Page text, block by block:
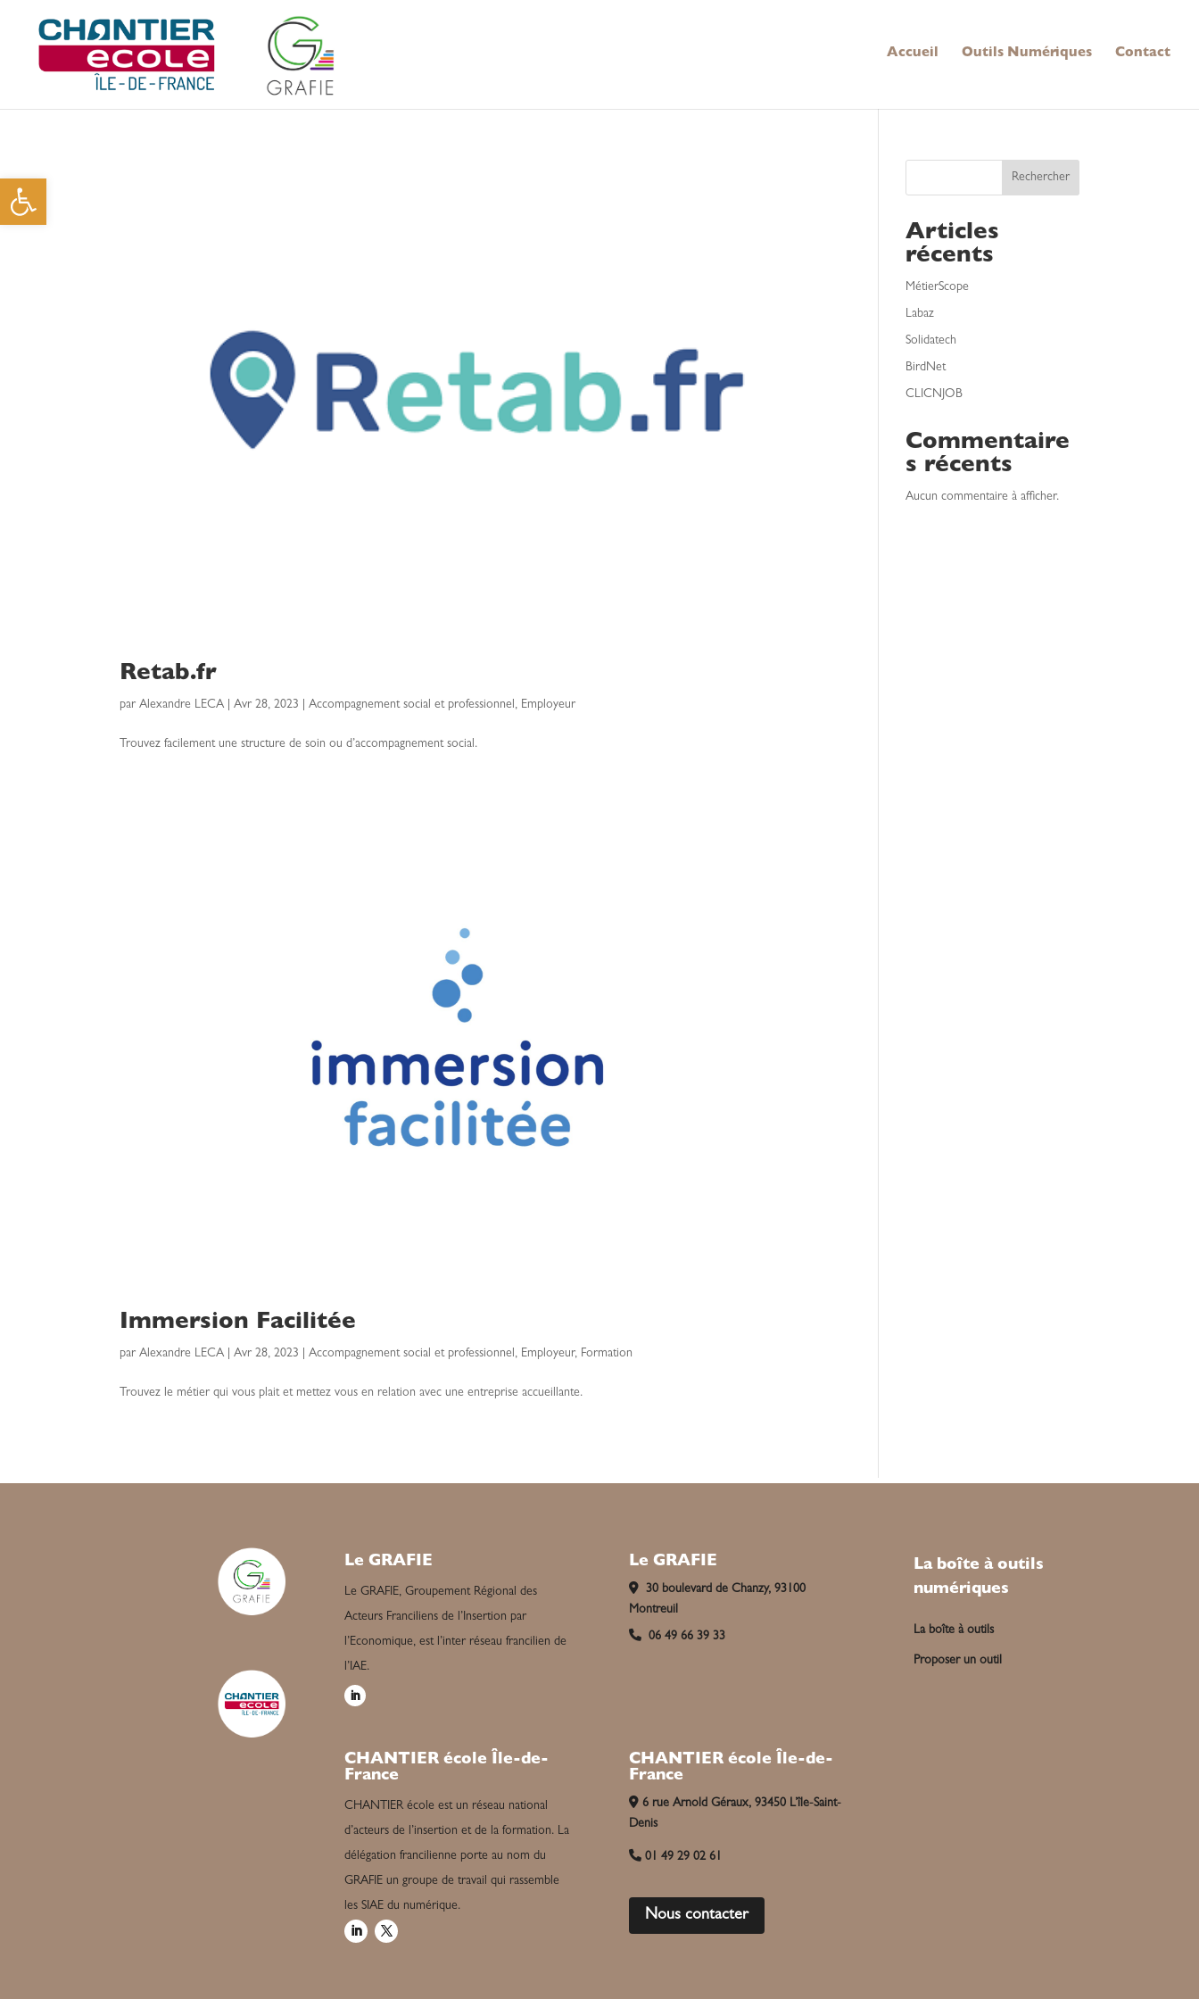
Ouvrir la barre d’outils
Accueil Outils Numériques Contact
Retab.fr
parAlexandre LECA |Avr 28, 2023 |Accompagnement social et professionnel , Employeur
Trouvez facilement une structure de soin ou d’accompagnement social.
Immersion Facilitée
parAlexandre LECA |Avr 28, 2023 |Accompagnement social et professionnel , Employeur, Formation
Trouvez le métier qui vous plait et mettez vous en relation avec une entreprise accueillante.
Rechercher
Articles
récents
MétierScope
Labaz
Solidatech
BirdNet
CLICNJOB
Commentaire
s récents
Aucun commentaire à afficher.
Le GRAFIE
Le GRAFIE, Groupement Régional des
Acteurs Franciliens de l’Insertion par
l’Economique, est l’inter réseau francilien de
l’IAE.
CHANTIER école Île-de-
France
CHANTIER école est un réseau national
d’acteurs de l’insertion et de la formation. La
délégation francilienne porte au nom du
GRAFIE un groupe de travail qui rassemble
les SIAE du numérique.
Le GRAFIE
30 boulevard de Chanzy, 93100
Montreuil
06 49 66 39 33
CHANTIER école Île-de-
France
6 rue Arnold Géraux, 93450 L’île-Saint-
Denis
01 49 29 02 61
Nous contacter
La boîte à outils
numériques
La boîte à outils
Proposer un outil